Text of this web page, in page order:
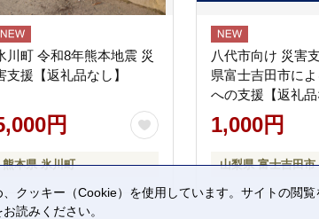
川町 令和8年熊本地震 災
支援【返礼品なし】
円
熊本県 氷川町
八代市向け 災害
県富士吉田市に
への支援【返礼品
1,000円
山梨県 富士吉田市
クッキー（Cookie）を使用しています。サイトの閲
お読みください。